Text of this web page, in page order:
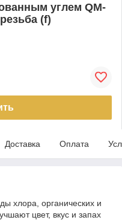
углем QM-
(f)
Доставка Оплата
хлора, органических и
цвет, вкус и запах